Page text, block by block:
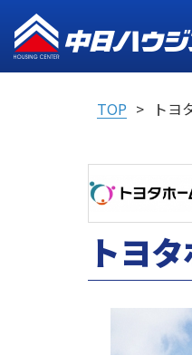
TOP トヨ
トヨ